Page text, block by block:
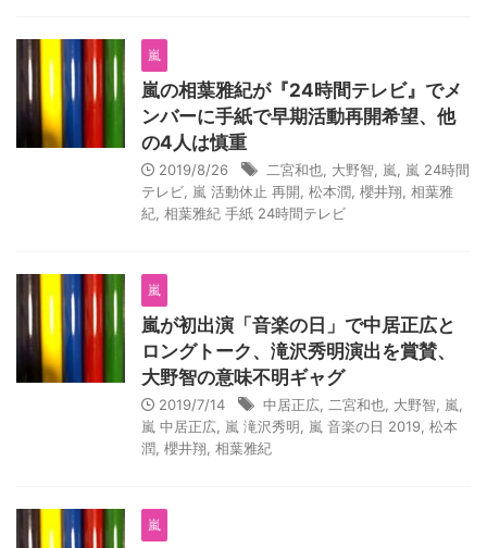
嵐
嵐の相葉雅紀が『24時間テレビ』でメ
ンバーに手紙で早期活動再開希望、他
の4人は慎重
2019/8/26 二宮和也 大野智 嵐
嵐 24時間
テレビ 嵐 活動休止 再開 松本潤 櫻井翔 相葉雅
紀 相葉雅紀 手紙 24時間テレビ
嵐
嵐が初出演「音楽の日」で中居正広と
ロングトーク、滝沢秀明演出を賞賛、
大野智の意味不明ギャグ
2019/7/14 中居正広 二宮和也 大野智 嵐
嵐 中居正広 嵐 滝沢秀明 嵐 音楽の日 2019 松本
潤 櫻井翔 相葉雅紀
嵐